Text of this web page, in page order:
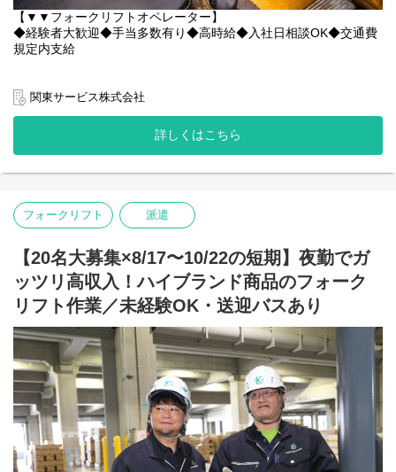
・多様なキャリアステップ可能(場合によっては本社へのキャリア
ステップも可能です◎)
優しいスタッフが多く、皆様メリハリをつけながら仲良く働いて
わからないことは優しく丁寧に教えてもらえる環境です！
「時に厳しく・時に優しく、一緒に働く仲間は宝物」と現場のお
HP：https://www.kantou.co.jp/
電話番号：0120-441-248
ーーーーーーーーーーーーーーーー
【関東サービスとは？】
〇特徴その1 アットホームな雰囲気！
関東サービスは暖かさのある女性の方が社長です！
社長の「人財を大切に、スタッフ全員で1つの大家族」という考え
が浸透しているため、優しいスタッフが多く、皆様楽しく伸び伸
びと働いています◎
ちょっとした悩みも、当社のスタッフ達は親身になってきいてく
れます！
「仕事がうまくいかない」「プライベートで嫌なことがあった」
などなど、なんでも気軽に相談してみると、誰もが優しく励まし
たり、アドバイスをくれますよ◎
【▼▼フォークリフトオペレーター】
◆経験者大歓迎◆手当多数有り◆高時給◆入社日相談OK◆交通費
規定内支給
時給：1,500円～
12,000円/日×21日 = 252,000/月 +諸手当
＜＜＜月収25万円実現可能です＞＞＞＞
〇業務内容
リーチフォークリフトを使用し、倉庫内にて、ソーラーパネルの
荷役作業をお願いします!
決して難しい作業はありません。フォークリフト作業が中心で
す。
20代～50代活躍中！心優しい先輩がご案内します！お気軽にご応
募下さい◎
〇アクセス
▼山前駅：車10分
太田桐生IC：車5分
※▼車通勤OK！
〇求人特徴
・資格保有者優遇
関東サービス株式会社
詳しくはこちら
フォークリフト 派遣
【20名大募集×8/17〜10/22の短期】夜勤でガ
ッツリ高収入！ハイブランド商品のフォーク
リフト作業／未経験OK・送迎バスあり